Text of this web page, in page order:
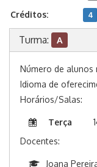
Créditos: 4
Turma: A
Número de alunos
Idioma de
Horários/Salas:
Terça
Docentes:
Joana